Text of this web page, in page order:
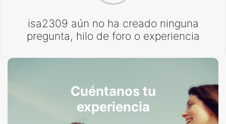
isa2309 aún no ha creado ninguna
pregunta, hilo de foro o experiencia
Cuéntanos tu
experiencia